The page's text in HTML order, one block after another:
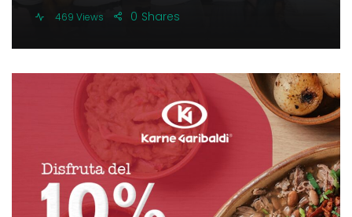
469 Views
Shares
0